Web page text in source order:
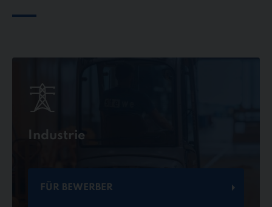
Industrie
FÜR BEWERBER